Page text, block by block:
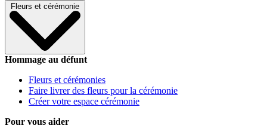
Fleurs et cérémonie
Hommage au défunt
Fleurs et cérémonies
Faire livrer des fleurs pour la cérémonie
Créer votre espace cérémonie
Pour vous aider